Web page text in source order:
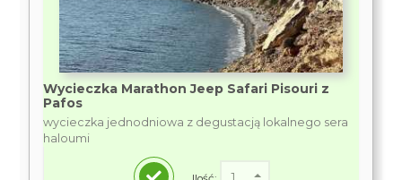
Wycieczka Marathon Jeep Safari Pisouri z
Pafos
wycieczka jednodniowa z degustacją lokalnego sera
haloumi